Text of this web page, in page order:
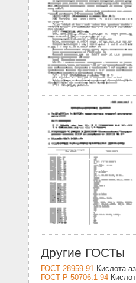
Другие ГОСТы
ГОСТ 28959-91 Кислота
ГОСТ Р 50706.1-94